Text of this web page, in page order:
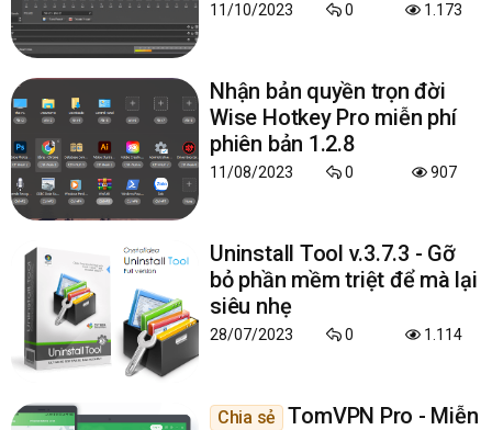
11/10/2023 0 1.173
Nhận bản quyền trọn đời
Wise Hotkey Pro miễn phí
phiên bản 1.2.8
11/08/2023 0 907
Uninstall Tool v.3.7.3 - Gỡ
bỏ phần mềm triệt để mà lại
siêu nhẹ
28/07/2023 0 1.114
Chia sẻ
TomVPN Pro - Miễn